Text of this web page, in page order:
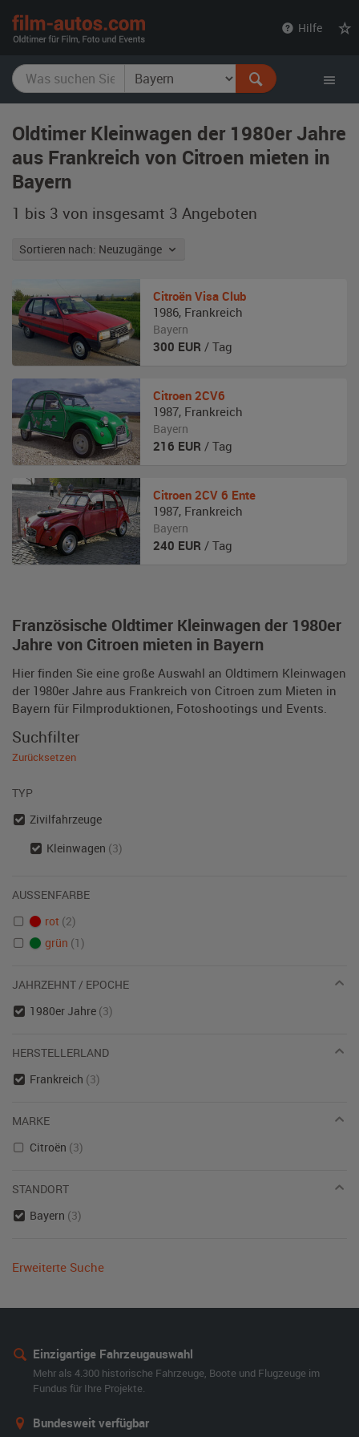
Hilfe
Oldtimer Kleinwagen der 1980er Jahre
aus Frankreich von Citroen mieten in
Bayern
1 bis 3 von insgesamt 3 Angeboten
Sortieren nach: Neuzugänge
Französische Oldtimer Kleinwagen der 1980er
Jahre von Citroen mieten in Bayern
Hier finden Sie eine große Auswahl an Oldtimern Kleinwagen
der 1980er Jahre aus Frankreich von Citroen zum Mieten in
Bayern für Filmproduktionen, Fotoshootings und Events.
Citroën Visa Club
1986, Frankreich
Bayern
300 EUR / Tag
Citroen 2CV6
1987, Frankreich
Bayern
216 EUR / Tag
Citroen 2CV 6 Ente
1987, Frankreich
Bayern
240 EUR / Tag
Suchfilter
Zurücksetzen
TYP
Zivilfahrzeuge
Kleinwagen (3)
AUSSENFARBE
rot (2)
grün (1)
JAHRZEHNT / EPOCHE
1980er Jahre (3)
HERSTELLERLAND
Frankreich (3)
MARKE
Citroën (3)
STANDORT
Bayern (3)
Erweiterte Suche
Einzigartige Fahrzeugauswahl
Mehr als 4.300 historische Fahrzeuge, Boote und Flugzeuge im
Fundus für Ihre Projekte.
Bundesweit verfügbar